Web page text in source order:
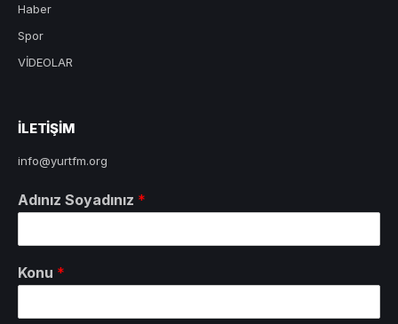
Haber
Spor
VİDEOLAR
ILETIŞIM
info@yurtfm.org
Adınız Soyadınız *
Konu *